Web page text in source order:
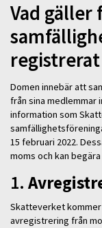
Vad gäller
Domen innebär att
från sina medlemmar
information som
15 februari 2022.
moms och kan
1.
Skatteverket
avregistrering från